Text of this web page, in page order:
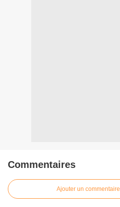
Commentaires
Ajouter un commentaire